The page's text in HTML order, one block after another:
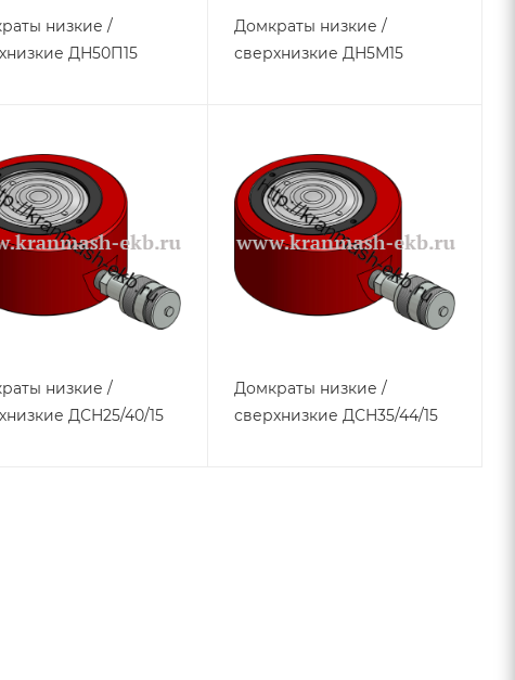
низкие /
ДН50П15
Домкраты низкие /
сверхнизкие ДН5М15
низкие /
ДСН25/40/15
Домкраты низкие /
сверхнизкие ДСН35/44/15